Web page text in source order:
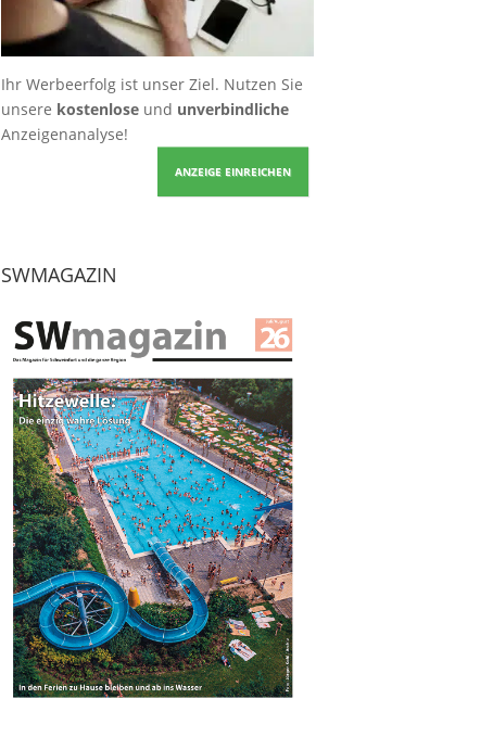
Ihr Werbeerfolg ist unser Ziel. Nutzen Sie
unsere kostenloseund unverbindliche
Anzeigenanalyse!
ANZEIGE EINREICHEN
SWMAGAZIN